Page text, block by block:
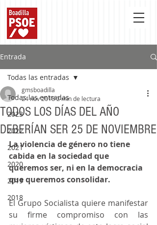
Entrada
Todas las entradas
2023
2022
2021
2020
2019
2018
Todas las entradas
TODOS LOS DÍAS DEL AÑO
DEBERÍAN SER 25 DE NOVIEMBRE
gmsboadilla
24 nov 20182 min de lectura
La violencia de género no tiene
cabida en la sociedad que
queremos ser, ni en la democracia
que queremos consolidar.
El Grupo Socialista quiere manifestar
su firme compromiso con las